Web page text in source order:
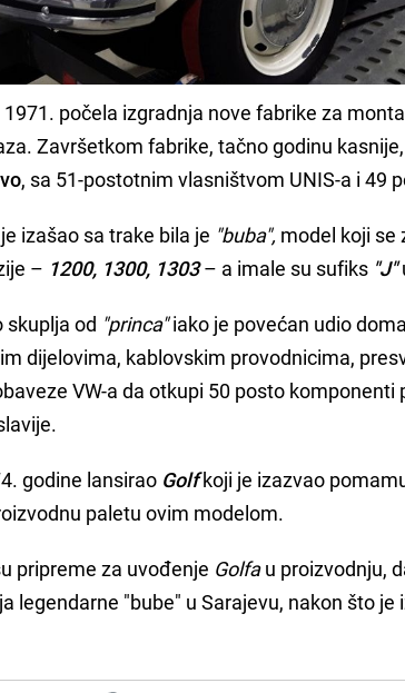
1971. počela izgradnja nove fabrike za
Završetkom fabrike, tačno godinu
, sa 51-postotnim vlasništvom UNIS-a i 49
izašao sa trake bila je "buba", model koji se
– 1200, 1300, 1303– a imale su sufiks "J"
skuplja od "princa"iako je povećan udio
dijelovima, kablovskim provodnicima,
VW-a da otkupi 50 posto
godine lansirao Golfkoji je izazvao
paletu ovim modelom.
pripreme za uvođenje Golfau proizvodnju,
legendarne "bube" u Sarajevu, nakon što